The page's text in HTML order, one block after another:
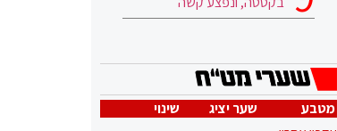
מטבע שער יציג
שינוי